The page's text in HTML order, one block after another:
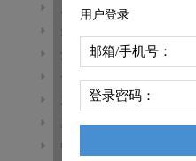
广州市
深圳市
汕头市
佛山市
东莞市
惠州市
中山市
用户登录
邮箱/手机号：
登录密码：